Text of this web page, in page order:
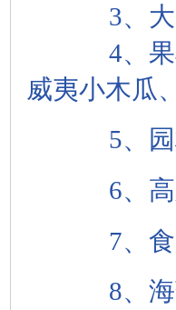
3、大田
4、果树
威夷小木瓜
5、园林
6、高尔
7、食
8、海